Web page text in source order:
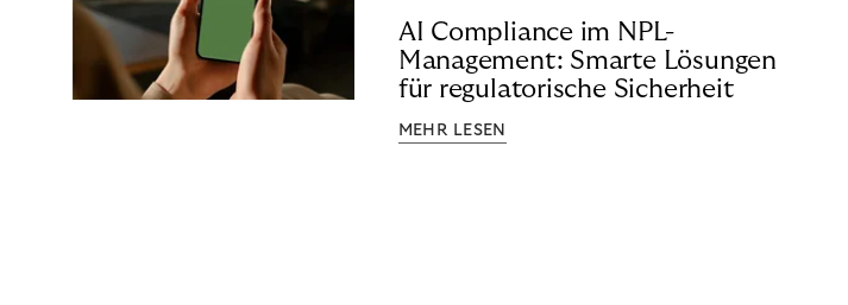
AI Compliance im NPL-
Management: Smarte Lösungen
für regulatorische Sicherheit
MEHR LESEN